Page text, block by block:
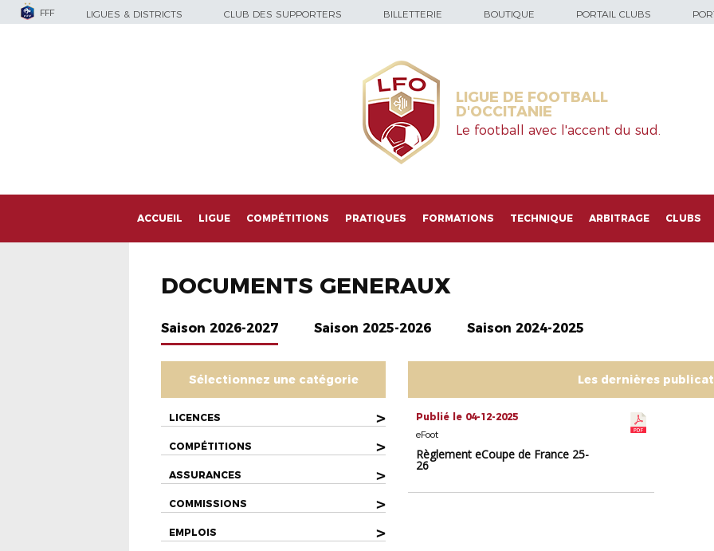
FFF LIGUES & DISTRICTS CLUB DES SUPPORTERS BILLETTERIE BOUTIQUE PORTAIL CLUBS
LIGUE DE FOOTBALL
D'OCCITANIE
Le football avec l'accent du sud.
ACCUEIL LIGUE COMPÉTITIONS PRATIQUES FORMATIONS TECHNIQUE ARBITRAGE CLUBS
DOCUMENTS GENERAUX
Saison 2026-2027 Saison 2025-2026 Saison 2024-2025
Sélectionnez une catégorie
LICENCES >
COMPÉTITIONS >
ASSURANCES >
COMMISSIONS >
EMPLOIS >
Les dernières
Publié le 04-12-2025
eFoot
Règlement eCoupe de France 25-
26